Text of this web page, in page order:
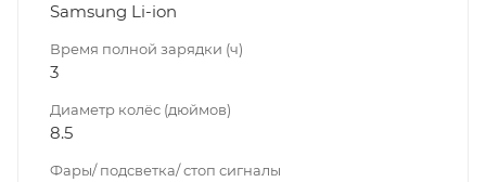
Samsung Li-ion
Время полной зарядки (ч)
3
Диаметр колёс (дюймов)
8.5
Фары/ подсветка/ стоп сигналы